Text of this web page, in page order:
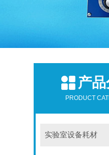
产
PRODUCT
实验室设备耗材